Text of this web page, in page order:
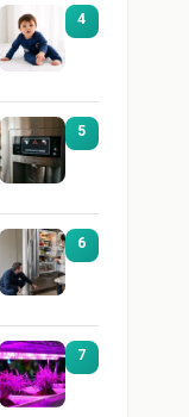
4
5
6
7